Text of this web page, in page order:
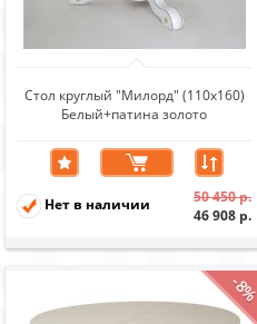
Стол круглый "Милорд" (110х160)
Белый+патина золото
Нет в наличии
50 450 р.
46 908 р.
-8%